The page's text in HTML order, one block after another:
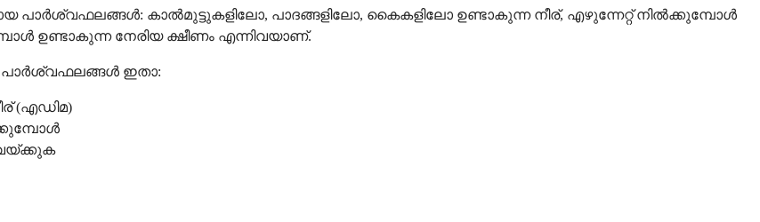
കാൽമുട്ടുകളിലോ, പാദങ്ങളിലോ, കൈകളിലോ ഉണ്ടാകുന്ന നീര്, എഴുന്നേറ്റ് നിൽക്കുമ്പോൾ
ഉണ്ടാകുന്ന നേരിയ ക്ഷീണം എന്നിവയാണ്.
ഇതാ:
(എഡിമ)